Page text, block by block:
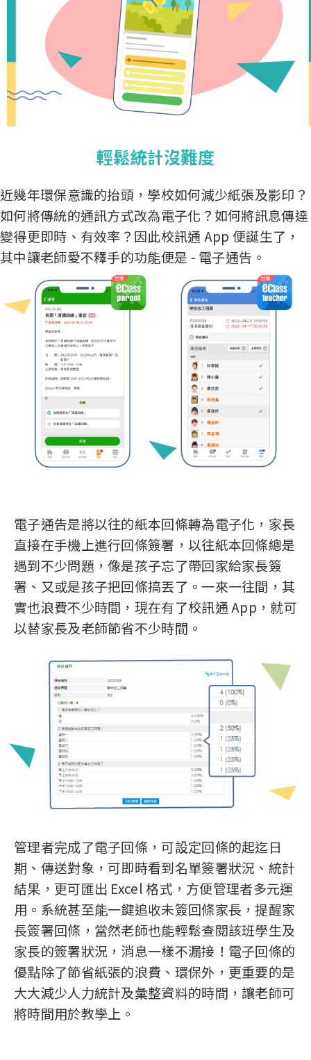
輕鬆統計沒難度
近幾年環保意識的抬頭，學校如何減少紙張及影印？
如何將傳統的通訊方式改為電子化？如何將訊息傳達
變得更即時、有效率？因此校訊通 App 便誕生了，
其中讓老師愛不釋手的功能便是 - 電子通告。
電子通告是將以往的紙本回條轉為電子化，家長
直接在手機上進行回條簽署，以往紙本回條總是
遇到不少問題，像是孩子忘了帶回家給家長簽
署、又或是孩子把回條搞丟了。一來一往間，其
實也浪費不少時間，現在有了校訊通 App，就可
以替家長及老師節省不少時間。
管理者完成了電子回條，可設定回條的起迄日
期、傳送對象，可即時看到名單簽署狀況、統計
結果，更可匯出 Excel 格式，方便管理者多元運
用。系統甚至能一鍵追收未簽回條家長，提醒家
長簽署回條，當然老師也能輕鬆查閱該班學生及
家長的簽署狀況，消息一樣不漏接！電子回條的
優點除了節省紙張的浪費、環保外，更重要的是
大大減少人力統計及彙整資料的時間，讓老師可
將時間用於教學上。